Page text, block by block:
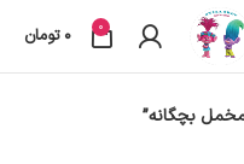
0
0 تومان
بچگانه”